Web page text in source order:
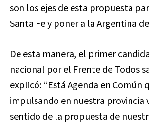
son los ejes de esta propuesta
Santa Fe y poner a la Argentina
De esta manera, el primer
nacional por el Frente de Todos
explicó:“Está Agenda en Común
impulsando en nuestra provincia
sentido de la propuesta de